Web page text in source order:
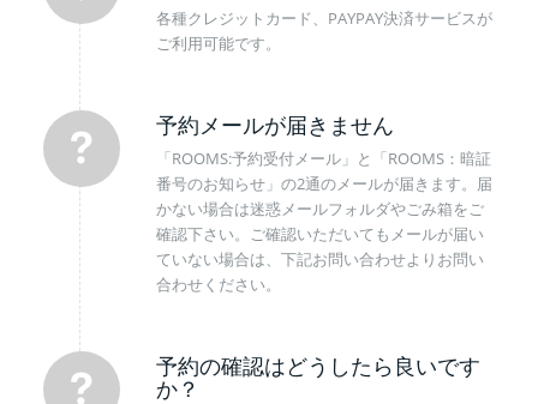
各種クレジットカード、PAYPAY決済サービスが
ご利用可能です。
予約メールが届きません
「ROOMS:予約受付メール」と「ROOMS：暗証
番号のお知らせ」の2通のメールが届きます。届
かない場合は迷惑メールフォルダやごみ箱をご
確認下さい。ご確認いただいてもメールが届い
ていない場合は、下記お問い合わせよりお問い
合わせください。
予約の確認はどうしたら良いです
か？